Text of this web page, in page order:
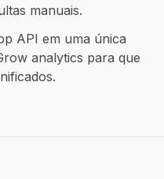
manuais.
API em uma única
analytics para que